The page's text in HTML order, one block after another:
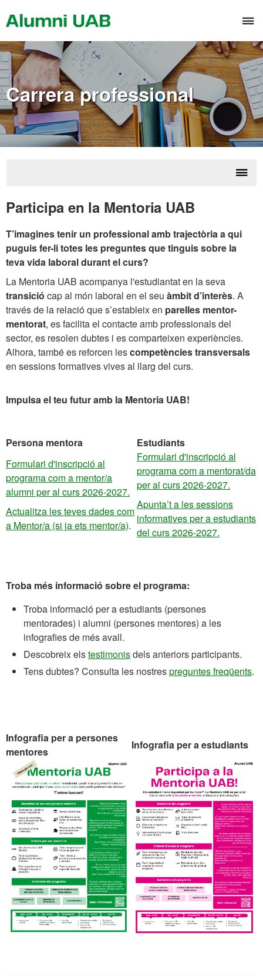
contenido
Carrera professional
Participa en la Mentoria UAB
T’imagines tenir un professional amb trajectòria a qui
puguis fer-li totes les preguntes que tinguis sobre la
teva vida laboral durant el curs?
La Mentoria UAB acompanya l'estudiantat en la seva
transició cap al món laboral en el seu àmbit d’interès. A
través de la relació que s’estableix en parelles mentor-
mentorat, es facilita el contacte amb professionals del
sector, es resolen dubtes i es comparteixen experiències.
Alhora, també es reforcen lescompetències transversals
en sessions formatives vives al llarg del curs.
Impulsa el teu futur amb la Mentoria UAB!
Persona mentora
Estudiants
Formulari d'inscripció al
programa com a mentor/a
alumni per al curs 2026-2027.
Actualitza les teves dades com
a Mentor/a (si ja ets mentor/a).
Formulari d'inscripció al
programa com a mentorat/da
per al curs 2026-2027.
Apunta’t a les sessions
informatives per a estudiants
del curs 2026-2027.
Troba més informació sobre el programa:
Troba informació per a estudiants (persones
mentorades) i alumni (persones mentores) a les
infografies de més avall.
Descobreix elstestimonisdels anteriors participants.
Tens dubtes? Consulta les nostrespreguntes freqüents.
Infografia per a persones
mentores
Infografia per a estudiants